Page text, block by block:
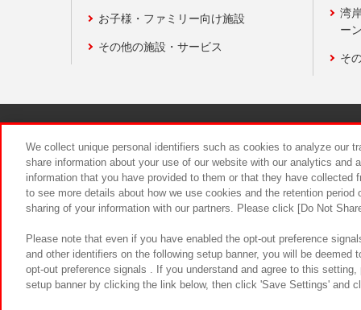
お子様・ファミリー向け施設
その他の施設・サービス
湾
ー
そ
食品のご
We collect unique personal identifiers such as cookies to analyze our
share information about your use of our website with our analytics and
information that you have provided to them or that they have
to see more details about how we use cookies and the retention
sharing of your information with our partners. Please click [Do Not
Please note that even if you have enabled the opt-out preference
and other identifiers on the following setup banner, you will be
opt-out preference signals . If you understand and agree to this
setup banner by clicking the link below, then click 'Save Settings' and